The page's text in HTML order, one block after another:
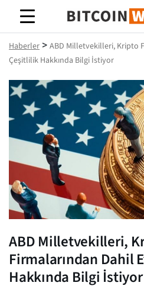
Bitcoin
Haberler > ABD Milletvekilleri, Kripto
Çeşitlilik Hakkında Bilgi İstiyor
ABD Milletvekilleri,
Firmalarından Dahil
Hakkında Bilgi İstiyor